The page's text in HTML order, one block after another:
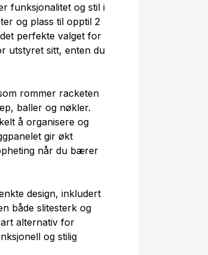
funksjonalitet og stil i
og plass til opptil 2
perfekte valget for
utstyret sitt, enten du
rommer racketen
baller og nøkler.
å organisere og
gir økt
når du bærer
design, inkludert
både slitesterk og
alternativ for
og stilig